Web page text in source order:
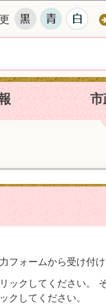
市
ォームから受け付け
ックしてください。 そ
クしてください。